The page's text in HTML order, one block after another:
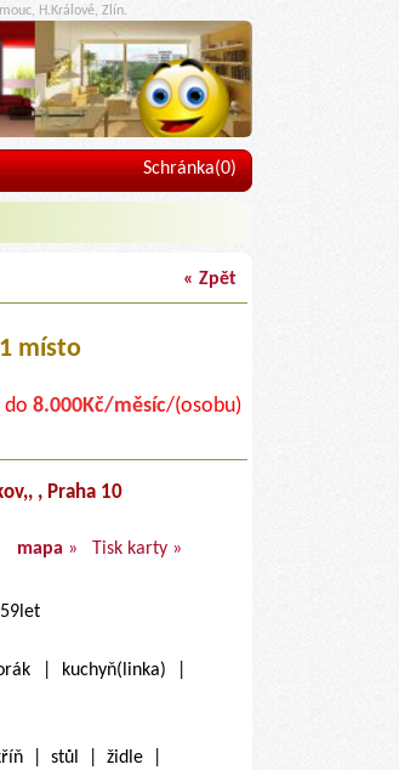
H.Králové, Zlín.
Schránka(0)
« Zpět
1 místo
do 8.000Kč/měsíc/(osobu)
, Praha 10
mapa »
Tisk karty »
| kuchyň(linka) |
| stůl | židle |